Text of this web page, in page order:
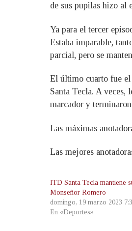
de sus pupilas hizo al
Ya para el tercer
Estaba imparable,
parcial, pero se
El último cuarto fue el
Santa Tecla. A veces,
marcador y
Las máximas
Las mejores
ITD Santa Tecla mantiene
Monseñor Romero
domingo, 19 marzo 2023
En «Deportes»